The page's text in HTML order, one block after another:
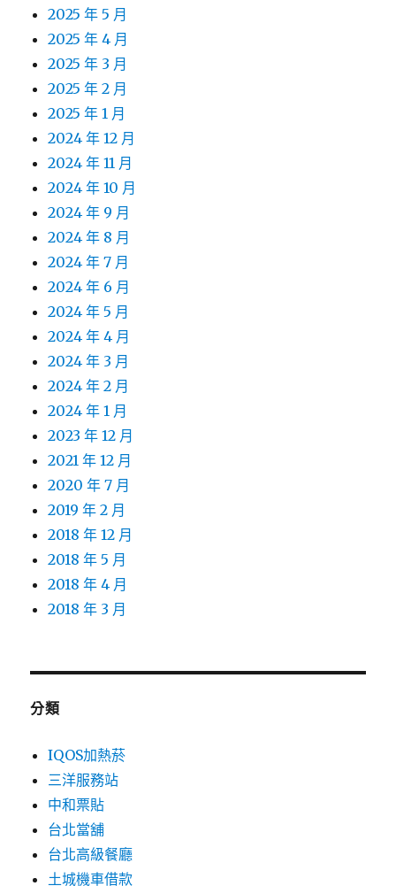
2025 年 5 月
2025 年 4 月
2025 年 3 月
2025 年 2 月
2025 年 1 月
2024 年 12 月
2024 年 11 月
2024 年 10 月
2024 年 9 月
2024 年 8 月
2024 年 7 月
2024 年 6 月
2024 年 5 月
2024 年 4 月
2024 年 3 月
2024 年 2 月
2024 年 1 月
2023 年 12 月
2021 年 12 月
2020 年 7 月
2019 年 2 月
2018 年 12 月
2018 年 5 月
2018 年 4 月
2018 年 3 月
分類
IQOS加熱菸
三洋服務站
中和票貼
台北當舖
台北高級餐廳
土城機車借款